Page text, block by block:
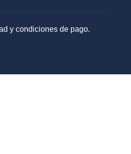
y condiciones de pago.